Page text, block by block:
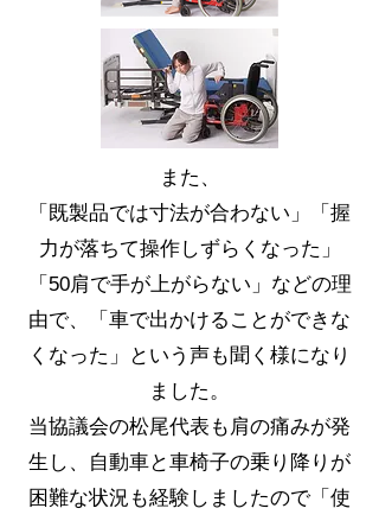
ま た、
「既製品では寸法が合わない」「握
力が落ちて操作しずらくなった」
「50肩で手が上がらない」などの理
由で、
「車で出かけることができな
くなった」という声も聞く様になり
ました。
当協議会の松尾代表も肩の痛みが発
生し、自動車と車椅子の乗り降りが
困難な状況も経験しましたので「使